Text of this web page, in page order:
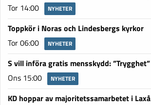
Tor 14:00
NYHETER
Toppkör i Noras och Lindesbergs kyrkor
Tor 06:00
NYHETER
S vill införa gratis mensskydd: ”Trygghet”
Ons 15:00
NYHETER
KD hoppar av majoritetssamarbetet i Laxå